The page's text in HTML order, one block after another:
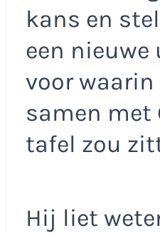
kans en
een
voor
samen met
tafel zou
Hij liet